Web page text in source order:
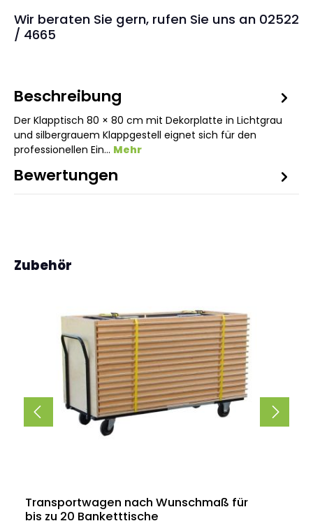
Wir beraten Sie gern, rufen Sie uns an 02522
/ 4665
Beschreibung
Der Klapptisch 80 × 80 cm mit Dekorplatte in Lichtgrau
und silbergrauem Klappgestell eignet sich für den
professionellen Ein… Mehr
Bewertungen
Produktgalerie überspringen
Zubehör
Transportwagen nach Wunschmaß für
bis zu 20 Banketttische